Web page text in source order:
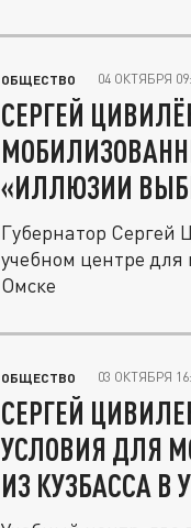
ОБЩЕСТВО 04 ОКТЯБРЯ
СЕРГЕЙ
«ИЛЛЮЗИИ
Губернатор Сергей
учебном центре
Омске
ОБЩЕСТВО 03 ОКТЯБРЯ
СЕРГЕЙ
УСЛОВИЯ ДЛЯ
ИЗ КУЗБАССА В